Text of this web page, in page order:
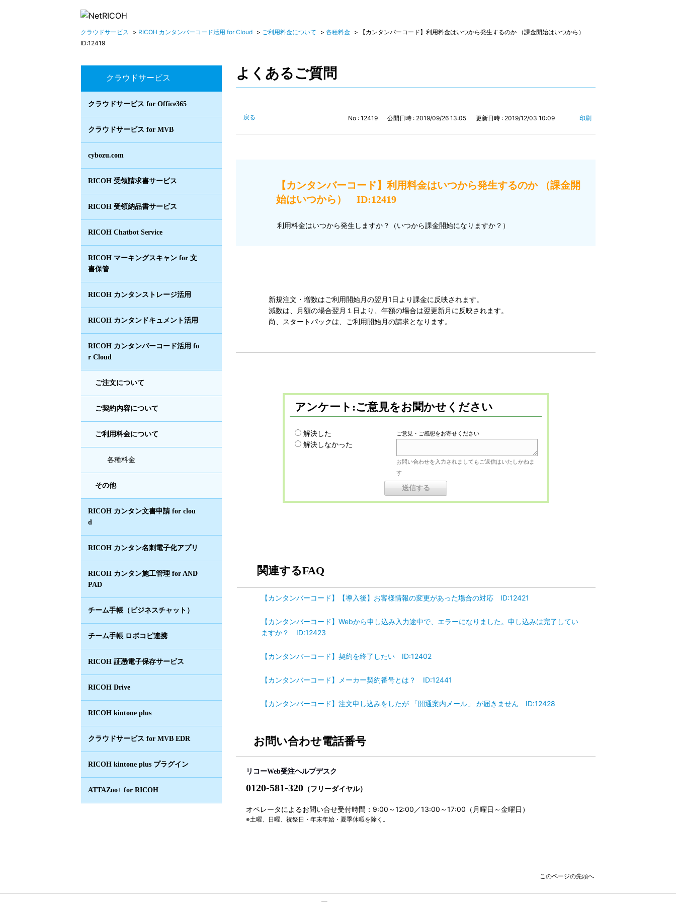
クラウドサービス > RICOH カンタンバーコード活用 for Cloud > ご利用料金について > 各種料金 >
【カンタンバーコード】利用料金はいつから発生するのか （課金開始はいつから）
ID:12419
クラウドサービス
クラウドサービス for Office365
クラウドサービス for MVB
cybozu.com
RICOH 受領請求書サービス
RICOH 受領納品書サービス
RICOH Chatbot Service
RICOH マーキングスキャン for 文
書保管
RICOH カンタンストレージ活用
RICOH カンタンドキュメント活用
RICOH カンタンバーコード活用 fo
r Cloud
ご注文について
ご契約内容について
ご利用料金について
各種料金
その他
RICOH カンタン文書申請 for clou
d
RICOH カンタン名刺電子化アプリ
RICOH カンタン施工管理 for AND
PAD
チーム手帳（ビジネスチャット）
チーム手帳 ロボコピ連携
RICOH 証憑電子保存サービス
RICOH Drive
RICOH kintone plus
クラウドサービス for MVB EDR
RICOH kintone plus プラグイン
ATTAZoo+ for RICOH
よくあるご質問
戻る No : 12419 公開日時 : 2019/09/26 13:05 更新日時 : 2019/12/03 10:09 印刷
【カンタンバーコード】利用料金はいつから発生するのか （課金開
始はいつから） ID:12419
利用料金はいつから発生しますか？（いつから課金開始になりますか？）
新規注文・増数はご利用開始月の翌月1日より課金に反映されます。
減数は、月額の場合翌月１日より、年額の場合は翌更新月に反映されます。
尚、スタートパックは、ご利用開始月の請求となります。
アンケート:ご意見をお聞かせください
解決した
解決しなかった
ご意見・ご感想をお寄せください
お問い合わせを入力されましてもご返信はいたしかねま
す
関連するFAQ
【カンタンバーコード】【導入後】お客様情報の変更があった場合の対応 ID:12421
【カンタンバーコード】Webから申し込み入力途中で、エラーになりました。申し込みは完了してい
ますか？ ID:12423
【カンタンバーコード】契約を終了したい ID:12402
【カンタンバーコード】メーカー契約番号とは？ ID:12441
【カンタンバーコード】注文申し込みをしたが 「開通案内メール」 が届きません ID:12428
お問い合わせ電話番号
リコーWeb受注ヘルプデスク
0120-581-320 （フリーダイヤル）
オペレータによるお問い合せ受付時間：9:00～12:00／13:00～17:00（月曜日～金曜日）
※土曜、日曜、祝祭日・年末年始・夏季休暇を除く。
このページの先頭へ